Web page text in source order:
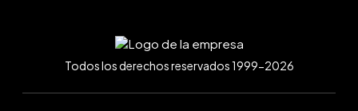
Todos los derechos reservados 1999-2026